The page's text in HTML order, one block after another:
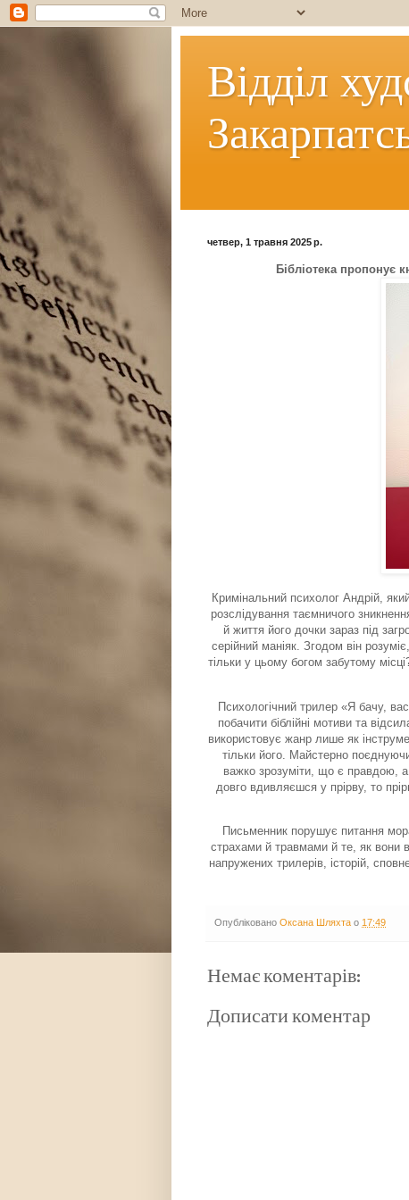
Відділ
четвер, 1 травня 2025 р.
Бібліотека пропонує
Кримінальний психолог Андрій,
розслідування таємничого
й життя його дочки зараз під
серійний маніяк. Згодом він
тільки у цьому богом забутому
Психологічний трилер «Я бачу,
побачити біблійні мотиви та
використовує жанр лише як
тільки його. Майстерно
важко зрозуміти, що є правдою,
довго вдивляєшся у прірву, то
Письменник порушує питання
страхами й травмами й те, як вони
напружених трилерів, історій,
Опубліковано Оксана Шляхта о 17:49
Немає коментарів:
Дописати коментар